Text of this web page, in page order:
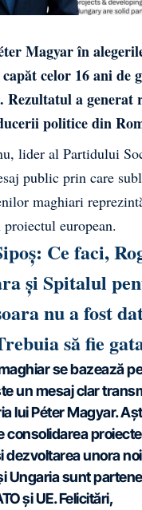
Magyar în
celor 16 ani de
a generat
politice din
lider al Partidului
public prin care
maghiari
european.
Ce faci,
și Spitalul
nu a fost
să fie
se bazează
un mesaj clar
lui Péter Magyar.
consolidarea
dezvoltarea unora
Ungaria sunt
și UE. Felicitări,